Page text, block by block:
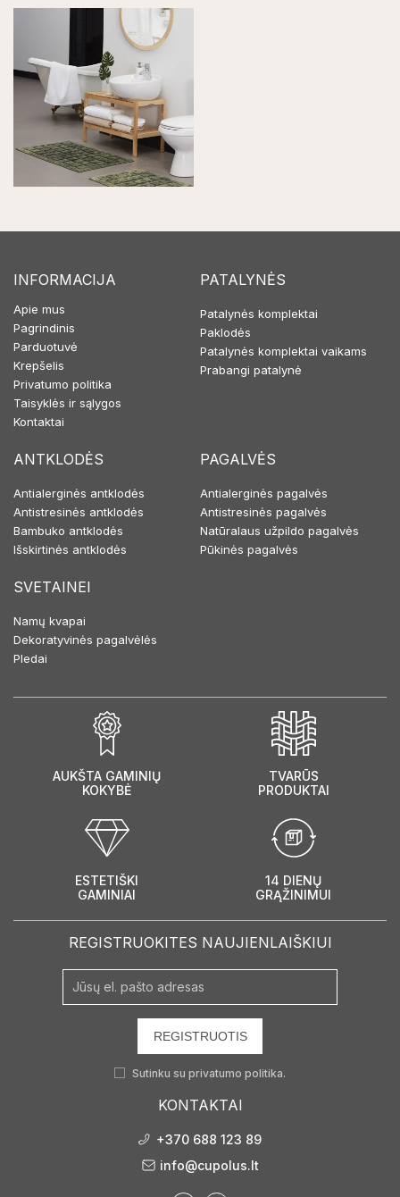
INFORMACIJA
Apie mus
Pagrindinis
Parduotuvė
Krepšelis
Privatumo politika
Taisyklės ir sąlygos
Kontaktai
PATALYNĖS
Patalynės komplektai
Paklodės
Patalynės komplektai vaikams
Prabangi patalynė
ANTKLODĖS
Antialerginės antklodės
Antistresinės antklodės
Bambuko antklodės
Išskirtinės antklodės
PAGALVĖS
Antialerginės pagalvės
Antistresinės pagalvės
Natūralaus užpildo pagalvės
Pūkinės pagalvės
SVETAINEI
Namų kvapai
Dekoratyvinės pagalvėlės
Pledai
AUKŠTA GAMINIŲ
KOKYBĖ
TVARŪS
PRODUKTAI
ESTETIŠKI
GAMINIAI
14 DIENŲ
GRĄŽINIMUI
REGISTRUOKITES NAUJIENLAIŠKIUI
REGISTRUOTIS
Sutinku su privatumo politika.
KONTAKTAI
+370 688 123 89
info@cupolus.lt